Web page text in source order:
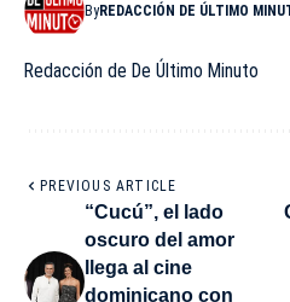
ByREDACCIÓN DE ÚLTIMO
Redacción de De Último Minuto
PREVIOUS ARTICLE
“Cucú”, el lado
oscuro del amor
llega al cine
dominicano con